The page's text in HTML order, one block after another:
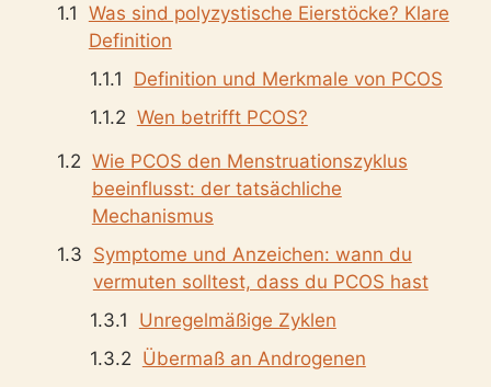
Was sind polyzystische Eierstöcke? Klare
Definition
Definition und Merkmale von PCOS
Wen betrifft PCOS?
Wie PCOS den Menstruationszyklus
beeinflusst: der tatsächliche
Mechanismus
Symptome und Anzeichen: wann du
vermuten solltest, dass du PCOS hast
Unregelmäßige Zyklen
Übermaß an Androgenen